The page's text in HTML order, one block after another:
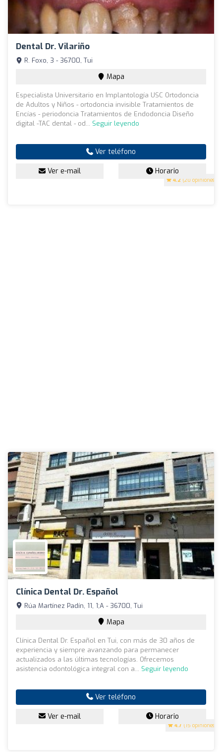
Dental Dr. Vilariño
4.2 (20 opiniones)
R. Foxo, 3 - 36700, Tui
Mapa
Especialista Universitario en Implantología USC Ortodoncia
de Adultos y Niños - ortodoncia invisible Tratamientos de
Encías - periodoncia Tratamientos de Endodoncia Diseño
digital -TAC dental - od... Seguir leyendo
Ver teléfono
Ver e-mail Horario
Clínica Dental Dr. Español
4.7 (15 opiniones)
Rúa Martínez Padín, 11, 1;A - 36700, Tui
Mapa
Clínica Dental Dr. Español en Tui, con más de 30 años de
experiencia y siempre avanzando para permanecer
actualizados a las últimas tecnologías. Ofrecemos
asistencia odontológica integral con a... Seguir leyendo
Ver teléfono
Ver e-mail Horario